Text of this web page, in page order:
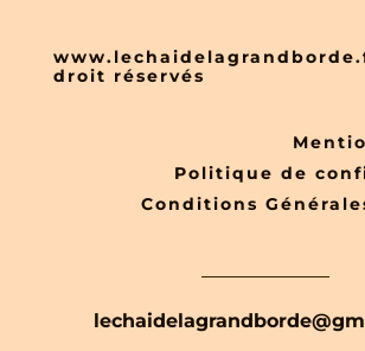
droit réservés
Politique de
Conditions